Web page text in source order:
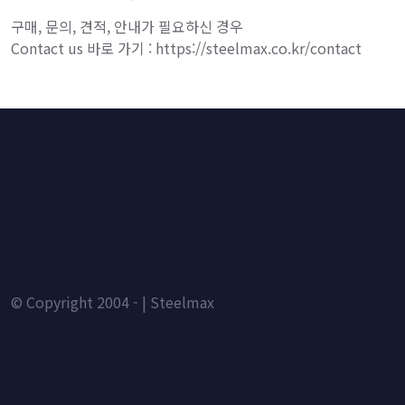
구매, 문의, 견적, 안내가 필요하신 경우
Contact us 바로 가기 : https://steelmax.co.kr/contact
© Copyright 2004 - | Steelmax